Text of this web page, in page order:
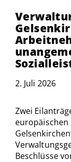
2. Juli 2026
Zwei
Beschlüsse